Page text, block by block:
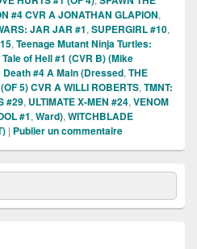
#4 CVR A JONATHAN GLAPION,
JAR JAR #1, SUPERGIRL #10,
, Teenage Mutant Ninja Turtles:
of Hell #1 (CVR B) (Mike
#4 A Main (Dressed, THE
5) CVR A WILLI ROBERTS, TMNT:
#29, ULTIMATE X-MEN #24, VENOM
#1, Ward), WITCHBLADE
| Publier un commentaire